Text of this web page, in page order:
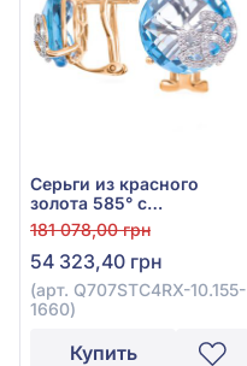
Серьги из красного
золота 585° с
бриллиантом 0,18ct и
топазом Swiss Blue
11,68ct, арт.
Q707STC4RX-10.155-1660
181 078,00 грн
54 323,40 грн
(арт. Q707STC4RX-10.155-
1660)
Купить